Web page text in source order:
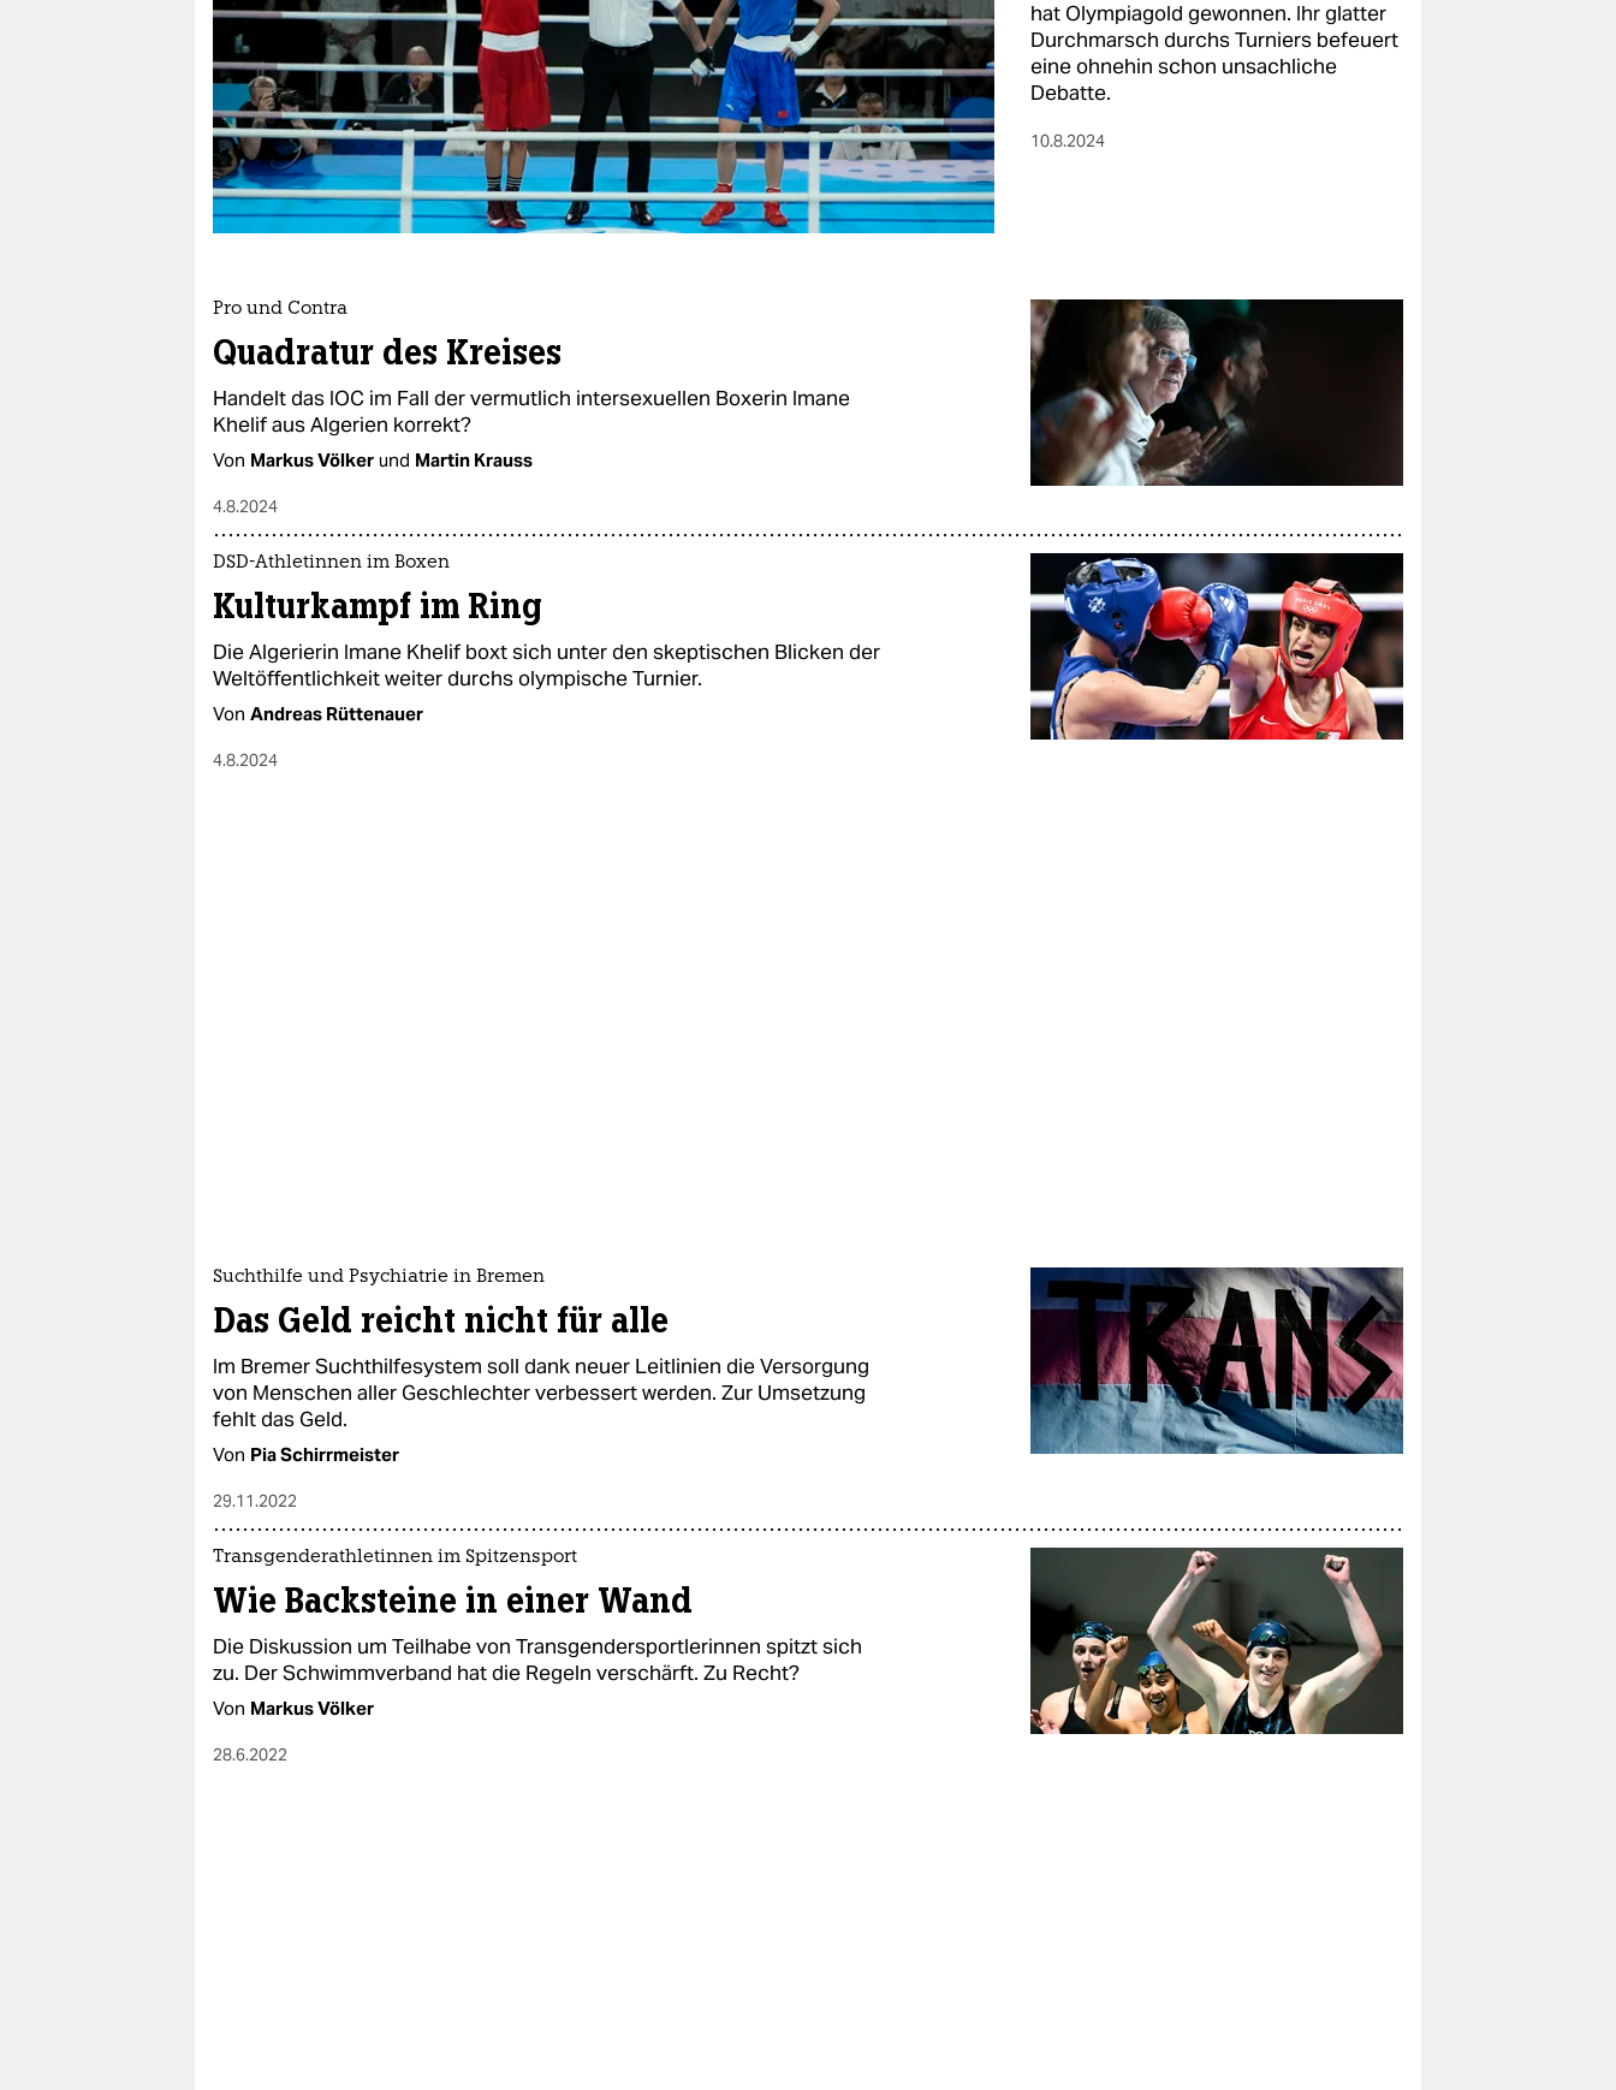
nord
wahrheit
verlag
verlag
shop
fragen & hilfe
unterstützen
abo
genossenschaft
epaper login
hat Olympiagold gewonnen. Ihr glatter
Durchmarsch durchs Turniers befeuert
eine ohnehin schon unsachliche
Debatte.
10.8.2024
Pro und Contra
Quadratur des Kreises
Handelt das IOC im Fall der vermutlich intersexuellen Boxerin Imane
Khelif aus Algerien korrekt?
Von Markus Völker und Martin Krauss
4.8.2024
DSD-Athletinnen im Boxen
Kulturkampf im Ring
Die Algerierin Imane Khelif boxt sich unter den skeptischen Blicken der
Weltöffentlichkeit weiter durchs olympische Turnier.
Von Andreas Rüttenauer
4.8.2024
Suchthilfe und Psychiatrie in Bremen
Das Geld reicht nicht für alle
Im Bremer Suchthilfesystem soll dank neuer Leitlinien die Versorgung
von Menschen aller Geschlechter verbessert werden. Zur Umsetzung
fehlt das Geld.
Von Pia Schirrmeister
29.11.2022
Transgenderathletinnen im Spitzensport
Wie Backsteine in einer Wand
Die Diskussion um Teilhabe von Transgendersportlerinnen spitzt sich
zu. Der Schwimmverband hat die Regeln verschärft. Zu Recht?
Von Markus Völker
28.6.2022